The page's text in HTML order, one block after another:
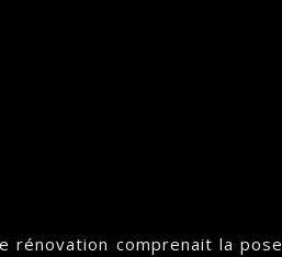
rénovation comprenait la pose